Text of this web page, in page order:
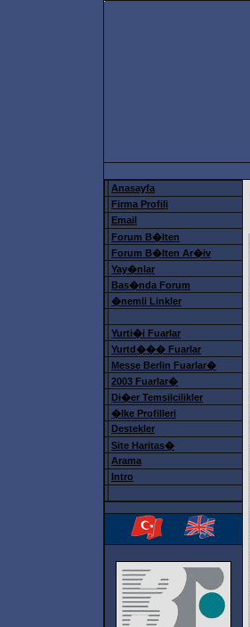
Anasayfa
Firma Profili
Email
Forum B�lten
Forum B�lten Ar�iv
Yay�nlar
Bas�nda Forum
�nemli Linkler
Yurti�i Fuarlar
Yurtd��� Fuarlar
Messe Berlin Fuarlar�
2003 Fuarlar�
Di�er Temsilcilikler
�lke Profilleri
Destekler
Site Haritas�
Arama
Intro